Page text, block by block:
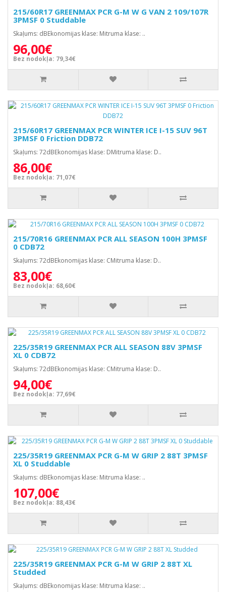
215/60R17 GREENMAX PCR G-M W G VAN 2 109/107R
3PMSF 0 Studdable
Skaļums: dBEkonomijas klase: Mitruma klase: ..
96,00€
Bez nodokļa: 79,34€
215/60R17 GREENMAX PCR WINTER ICE I-15 SUV 96T
3PMSF 0 Friction DDB72
Skaļums: 72dBEkonomijas klase: DMitruma klase: D..
86,00€
Bez nodokļa: 71,07€
215/70R16 GREENMAX PCR ALL SEASON 100H 3PMSF
0 CDB72
Skaļums: 72dBEkonomijas klase: CMitruma klase: D..
83,00€
Bez nodokļa: 68,60€
225/35R19 GREENMAX PCR ALL SEASON 88V 3PMSF
XL 0 CDB72
Skaļums: 72dBEkonomijas klase: CMitruma klase: D..
94,00€
Bez nodokļa: 77,69€
225/35R19 GREENMAX PCR G-M W GRIP 2 88T 3PMSF
XL 0 Studdable
Skaļums: dBEkonomijas klase: Mitruma klase: ..
107,00€
Bez nodokļa: 88,43€
225/35R19 GREENMAX PCR G-M W GRIP 2 88T XL
Studded
Skaļums: dBEkonomijas klase: Mitruma klase: ..